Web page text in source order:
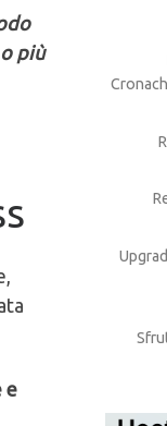
più
e